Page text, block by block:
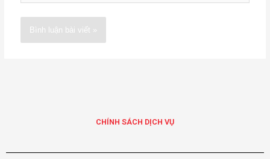
CHÍNH SÁCH DỊCH VỤ